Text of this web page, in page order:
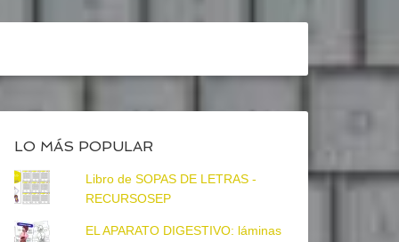
LO MÁS POPULAR
Libro de SOPAS DE LETRAS -
RECURSOSEP
EL APARATO DIGESTIVO: láminas